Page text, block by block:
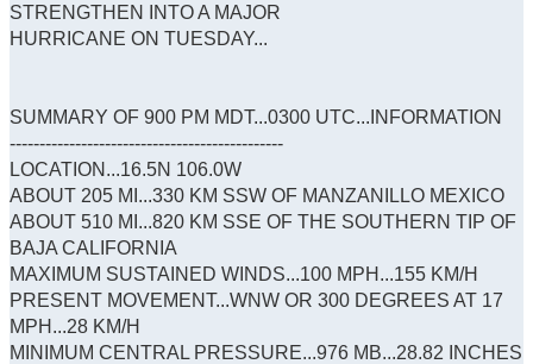
STRENGTHEN INTO A MAJOR
HURRICANE ON TUESDAY...
SUMMARY OF 900 PM MDT...0300 UTC...INFORMATION
----------------------------------------------
LOCATION...16.5N 106.0W
ABOUT 205 MI...330 KM SSW OF MANZANILLO MEXICO
ABOUT 510 MI...820 KM SSE OF THE SOUTHERN TIP OF
BAJA CALIFORNIA
MAXIMUM SUSTAINED WINDS...100 MPH...155 KM/H
PRESENT MOVEMENT...WNW OR 300 DEGREES AT 17
MPH...28 KM/H
MINIMUM CENTRAL PRESSURE...976 MB...28.82 INCHES